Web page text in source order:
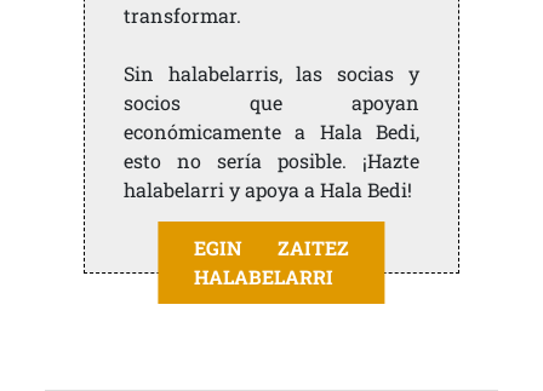
transformar.
Sin halabelarris, las socias y
socios que apoyan
económicamente a Hala Bedi,
esto no sería posible. ¡Hazte
halabelarri y apoya a Hala Bedi!
EGIN ZAITEZ
HALABELARRI